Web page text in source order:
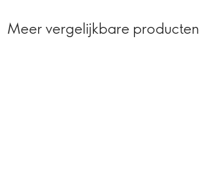
Meer vergelijkbare producten